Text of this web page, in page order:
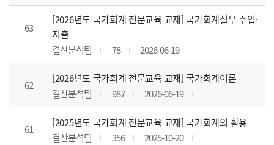
63
[2026년도 국가회계 전문교육 교재] 국가회계실무 수입·
지출
결산분석팀
78 2026-06-19
62
[2026년도 국가회계 전문교육 교재] 국가회계이론
결산분석팀
987 2026-06-19
61
[2025년도 국가회계 전문교육 교재] 국가회계의 활용
결산분석팀
356 2025-10-20